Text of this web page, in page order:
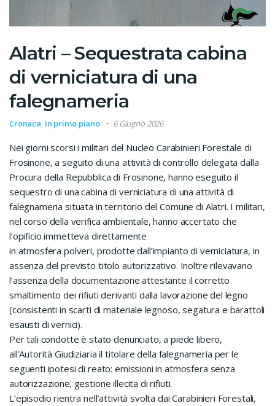
Alatri – Sequestrata cabina
di verniciatura di una
falegnameria
Cronaca, In primo piano 6 Giugno 2026
Nei giorni scorsi i militari del Nucleo Carabinieri Forestale di
Frosinone, a seguito di una attività di controllo delegata dalla
Procura della Repubblica di Frosinone, hanno eseguito il
sequestro di una cabina di verniciatura di una attività di
falegnameria situata in territorio del Comune di Alatri. I militari,
nel corso della verifica ambientale, hanno accertato che
l’opificio immetteva direttamente
in atmosfera polveri, prodotte dall’impianto di verniciatura, in
assenza del previsto titolo autorizzativo. Inoltre rilevavano
l’assenza della documentazione attestante il corretto
smaltimento dei rifiuti derivanti dalla lavorazione del legno
(consistenti in scarti di materiale legnoso, segatura e barattoli
esausti di vernici).
Per tali condotte è stato denunciato, a piede libero,
all’Autorità Giudiziaria il titolare della falegnameria per le
seguenti ipotesi di reato: emissioni in atmosfera senza
autorizzazione; gestione illecita di rifiuti.
L’episodio rientra nell’attività svolta dai Carabinieri Forestali,